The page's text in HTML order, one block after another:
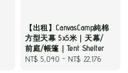
【出租】CanvasCamp純棉
方型天幕 5x5米｜天幕/
前庭/帳篷｜Tent Shelter
Regular
NT$ 5,040 - NT$ 22,176